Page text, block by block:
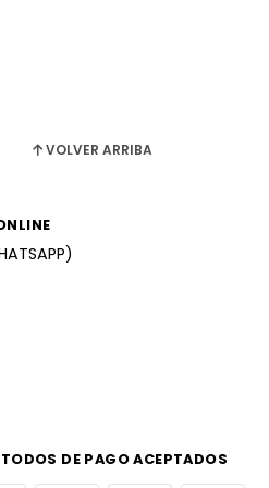
VOLVER ARRIBA
DE PAGO ACEPTADOS